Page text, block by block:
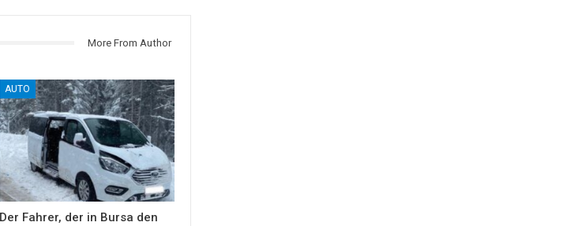
More From Author
AUTO
Der Fahrer, der in Bursa den